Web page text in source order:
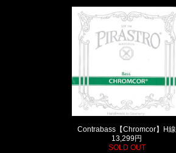
Contrabass【Chromcor】H線
13,299円
SOLD OUT